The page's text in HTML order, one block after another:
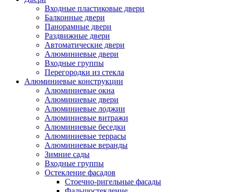
Входные пластиковые двери
Балконные двери
Панорамные двери
Раздвижные двери
Автоматические двери
Алюминиевые двери
Входные группы
Перегородки из стекла
Алюминиевые конструкции
Алюминиевые окна
Алюминиевые двери
Алюминиевые лоджии
Алюминиевые витражи
Алюминиевые беседки
Алюминиевые террасы
Алюминиевые веранды
Зимние сады
Входные группы
Остекление фасадов
Стоечно-ригельные фасады